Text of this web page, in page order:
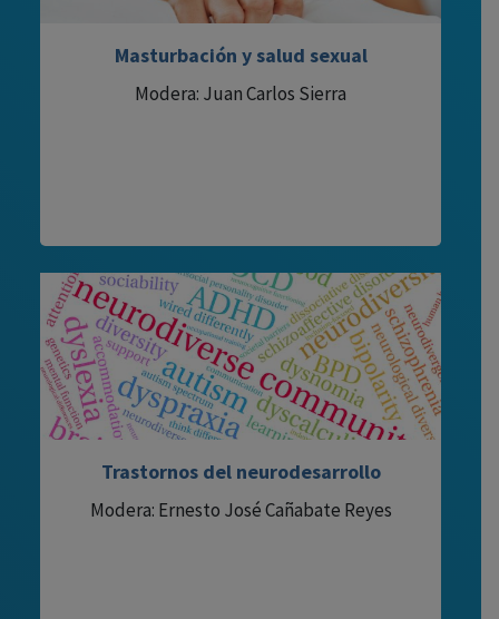
Masturbación y salud sexual
Modera: Juan Carlos Sierra
Trastornos del neurodesarrollo
Modera: Ernesto José Cañabate Reyes